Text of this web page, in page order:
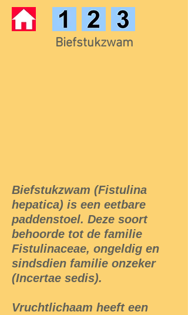
Biefstukzwam
Biefstukzwam (Fistulina
hepatica) is een eetbare
paddenstoel. Deze soort
behoorde tot de familie
Fistulinaceae, ongeldig en
sindsdien familie onzeker
(Incertae sedis).
Vruchtlichaam heeft een